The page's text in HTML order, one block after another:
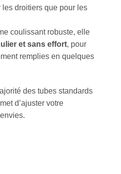
droitiers que pour les
coulissant robuste, elle
et sans effort, pour
remplies en quelques
des tubes standards
d’ajuster votre